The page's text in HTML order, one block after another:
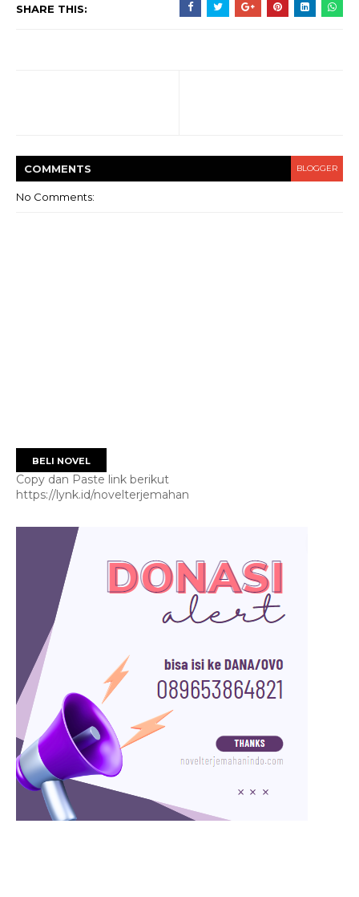
SHARE THIS:
COMMENTS BLOGGER
No Comments:
BELI NOVEL
Copy dan Paste link berikut
https://lynk.id/novelterjemahan